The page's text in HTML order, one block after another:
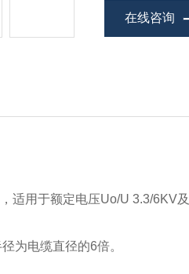
在线咨询
适用于额定电压Uo/U 3.3/6KV
为电缆直径的6倍。